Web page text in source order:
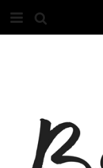
O NAS
KONTAKT